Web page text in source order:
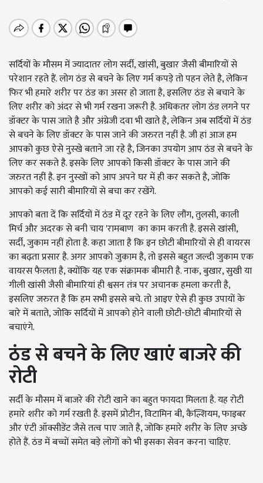
सर्दियों के मौसम में ज्यादातर लोग सर्दी, खांसी, बुखार जैसी बीमारियों से
परेशान रहते हैं. लोग ठंड से बचने के लिए गर्म कपड़े तो पहन लेते है, लेकिन
फिर भी हमारे शरीर पर ठंड का असर हो जाता है, इसलिए ठंड से बचाने के
लिए शरीर को अंदर से भी गर्म रखना जरूरी है. अधिकतर लोग ठंड लगने पर
डॉक्‍टर के पास जाते है और अंग्रेजी दवा भी खाते है, लेकिन अब सर्दियों में ठंड
से बचने के लिए डॉक्टर के पास जाने की जरुरत नहीं है. जी हां आज हम
आपको कुछ ऐसे नुस्खे बताने जा रहे है, जिनका उपयोग आप ठंड से बचने के
लिए कर सकते है. इसके लिए आपको किसी डॉक्टर के पास जाने की
जरुरत नहीं है. इन नुस्खों को आप अपने घर में ही कर सकते है, जोकि
आपको कई सारी बीमारियों से बचा कर रखेंगे.
आपको बता दें कि सर्दियों में ठंड में दूर रहने के लिए लौंग, तुलसी, काली
मिर्च और अदरक से बनी चाय 'रामबाण का काम करती है. इससे खांसी,
सर्दी, जुकाम नहीं होता है. कहा जाता है कि इन छोटी बीमारियों से ही वायरस
का बढ़ता प्रसार है. अगर आपको जुकाम है, तो इससे बहुत जल्दी जुकाम एक
वायरस फैलता है, क्योंकि यह एक संक्रामक बीमारी है. नाक, बुखार, सुखी या
गीली खांसी जैसी बीमारियां ही श्वसन तंत्र पर अचानक हमला करती है,
इसलिए जरुरत है कि हम सभी इससे बचे. तो आइए ऐसे ही कुछ उपायों के
बारे में बताते, जोकि सर्दियों में आपको होने वाली छोटी-छोटी बीमारियों से
बचाएंगे.
ठंड से बचने के लिए खाएं बाजरे की
रोटी
सर्दी के मौसम में बाजरे की रोटी खाने का बहुत फायदा मिलता है. यह रोटी
हमारे शरीर को गर्म रखती है. इसमें प्रोटीन, विटामिन बी, कैल्शियम, फाइबर
और एंटी ऑक्सीडेंट जैसे तत्व पाए जाते है, जोकि हमारे शरीर के लिए अच्छे
होते हैं. ठंड में बच्चों समेत बड़े लोगों को भी इसका सेवन करना चाहिए.